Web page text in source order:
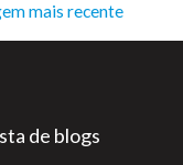
mais recente
de blogs